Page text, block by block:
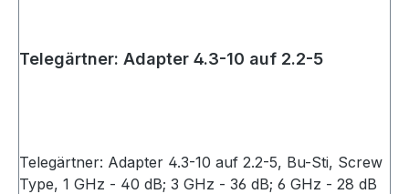
Telegärtner: Adapter 4.3-10 auf 2.2-5
Telegärtner: Adapter 4.3-10 auf 2.2-5, Bu-Sti, Screw
Type, 1 GHz - 40 dB; 3 GHz - 36 dB; 6 GHz - 28 dB